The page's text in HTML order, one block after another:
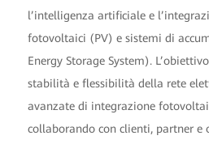
l’intelligenza artificiale e
fotovoltaici (PV) e sistemi di
Energy Storage System).
stabilità e flessibilità della rete
avanzate di integrazione
collaborando con clienti, partner e